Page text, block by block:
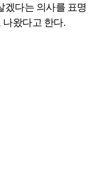
겠다는 의사를 표명
나왔다고 한다.